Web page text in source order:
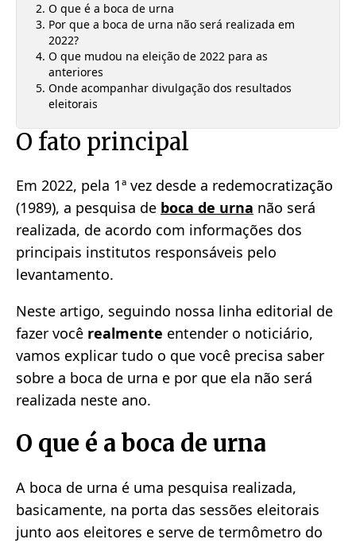
O que é a boca de urna
Por que a boca de urna não será realizada em
2022?
O que mudou na eleição de 2022 para as
anteriores
Onde acompanhar divulgação dos resultados
eleitorais
O fato principal
Em 2022, pela 1ª vez desde a redemocratização
(1989), a pesquisa de boca de urna não será
realizada, de acordo com informações dos
principais institutos responsáveis pelo
levantamento.
Neste artigo, seguindo nossa linha editorial de
fazer você realmente entender o noticiário,
vamos explicar tudo o que você precisa saber
sobre a boca de urna e por que ela não será
realizada neste ano.
O que é a boca de urna
A boca de urna é uma pesquisa realizada,
basicamente, na porta das sessões eleitorais
junto aos eleitores e serve de termômetro do